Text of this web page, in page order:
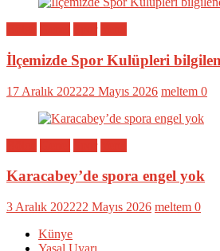
İlçemizde Spor Kulüpleri
17 Aralık 202222 Mayıs 2026 meltem 0
Karacabey’de spora engel yok
3 Aralık 202222 Mayıs 2026 meltem 0
Künye
Yasal Uyarı